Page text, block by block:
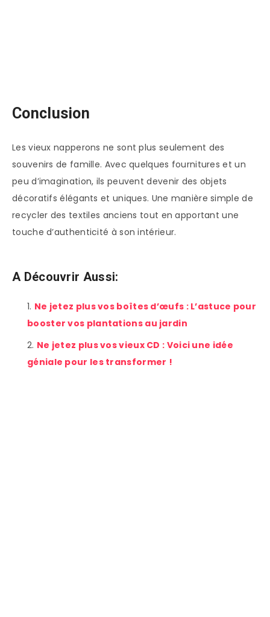
Conclusion
Les vieux napperons ne sont plus seulement des
souvenirs de famille. Avec quelques fournitures et un
peu d’imagination, ils peuvent devenir des objets
décoratifs élégants et uniques. Une manière simple de
recycler des textiles anciens tout en apportant une
touche d’authenticité à son intérieur.
A Découvrir Aussi:
Ne jetez plus vos boîtes d’œufs : L’astuce pour
booster vos plantations au jardin
Ne jetez plus vos vieux CD : Voici une idée
géniale pour les transformer !